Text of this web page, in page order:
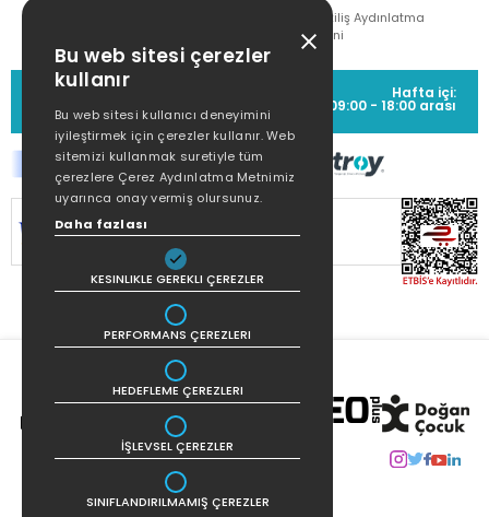
Çekiliş Aydınlatma
Metni
MÜŞTERİ HİZMETLERİ
(0212) 373 77 00
Hafta içi:
09:00 - 18:00 arası
SİTEMİZ
KORUNMAKTADIR.
Bu web sitesi çerezler
kullanır
Bu web sitesi kullanıcı deneyimini
iyileştirmek için çerezler kullanır. Web
sitemizi kullanmak suretiyle tüm
çerezlere Çerez Aydınlatma Metnimiz
uyarınca onay vermiş olursunuz.
Daha fazlası
KESINLIKLE GEREKLI ÇEREZLER
PERFORMANS ÇEREZLERI
HEDEFLEME ÇEREZLERI
İŞLEVSEL ÇEREZLER
SINIFLANDIRILMAMIŞ ÇEREZLER